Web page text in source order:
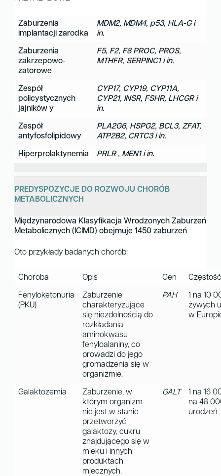
Zaburzenia
implantacji zarodka
MDM2, MDM4, p53, HLA-G i
in.
Zaburzenia
zakrzepowo-
zatorowe
F5, F2, F8 PROC, PROS,
MTHFR, SERPINC1 i in.
Zespół
policystycznych
jajników y
CYP17, CYP19, CYP11A,
CYP21, INSR, FSHR, LHCGR i
in.
Zespół
antyfosfolipidowy
PLA2G6, HSPG2, BCL3, ZFAT,
ATP2B2, CRTC3 i in.
Hiperprolaktynemia PRLR , MEN1 i in.
PREDYSPOZYCJE DO ROZWOJU CHORÓB
METABOLICZNYCH
Międzynarodowa Klasyfikacja Wrodzonych Zaburzeń
Metabolicznych (ICIMD) obejmuje 1450 zaburzeń
Oto przykłady badanych chorób:
Choroba Opis Gen Częstość
Fenyloketonuria
(PKU)
Zaburzenie
charakteryzujące
się niezdolnością do
rozkładania
aminokwasu
fenyloalaniny, co
prowadzi do jego
gromadzenia się w
organizmie.
PAH
1 na 10
żywych
w
Galaktozemia
Zaburzenie, w
którym organizm
nie jest w stanie
przetworzyć
galaktozy, cukru
znajdującego się w
mleku i innych
produktach
mlecznych.
GALT
1 na 16
na 48
urodzeń